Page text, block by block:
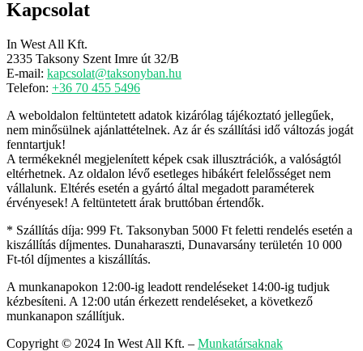
Kapcsolat
In West All Kft.
2335 Taksony Szent Imre út 32/B
E-mail: kapcsolat@taksonyban.hu
Telefon: +36 70 455 5496
A weboldalon feltüntetett adatok kizárólag tájékoztató jellegűek,
nem minősülnek ajánlattételnek. Az ár és szállítási idő változás jogát
fenntartjuk!
A termékeknél megjelenített képek csak illusztrációk, a valóságtól
eltérhetnek. Az oldalon lévő esetleges hibákért felelősséget nem
vállalunk. Eltérés esetén a gyártó által megadott paraméterek
érvényesek! A feltüntetett árak bruttóban értendők.
* Szállítás díja: 999 Ft. Taksonyban 5000 Ft feletti rendelés esetén a
kiszállítás díjmentes. Dunaharaszti, Dunavarsány területén 10 000
Ft-tól díjmentes a kiszállítás.
A munkanapokon 12:00-ig leadott rendeléseket 14:00-ig tudjuk
kézbesíteni. A 12:00 után érkezett rendeléseket, a következő
munkanapon szállítjuk.
Copyright © 2024 In West All Kft. – Munkatársaknak